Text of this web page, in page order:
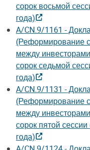
сорок восьмой
года)
A/CN.9/1161 -
(Реформирование
между
сорок седьмой
года)
A/CN.9/1131 -
(Реформирование
между
сорок пятой
года)